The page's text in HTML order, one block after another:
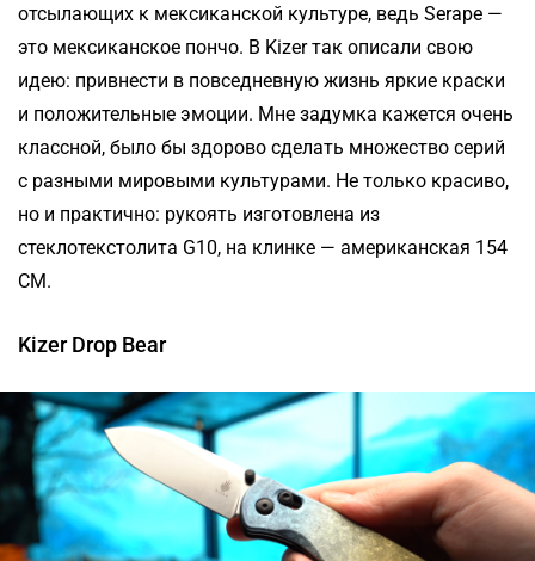
отсылающих к мексиканской культуре, ведь Serape —
это мексиканское пончо. В Kizer так описали свою
идею: привнести в повседневную жизнь яркие краски
и положительные эмоции. Мне задумка кажется очень
классной, было бы здорово сделать множество серий
с разными мировыми культурами. Не только красиво,
но и практично: рукоять изготовлена из
стеклотекстолита G10, на клинке — американская 154
CM.
Kizer Drop Bear